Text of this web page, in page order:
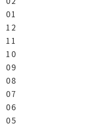
01
12
11
10
09
08
07
06
05